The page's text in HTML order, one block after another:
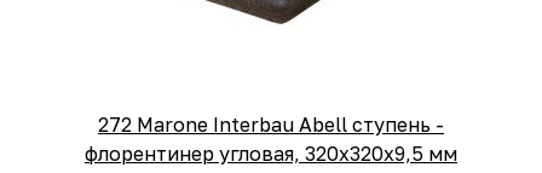
272 Marone Interbau Abell ступень -
флорентинер угловая, 320x320x9,5 мм